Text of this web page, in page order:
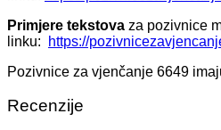
Primjere tekstova za pozivnice
linku:
https://
Pozivnice za vjenčanje 6649
Recenzije